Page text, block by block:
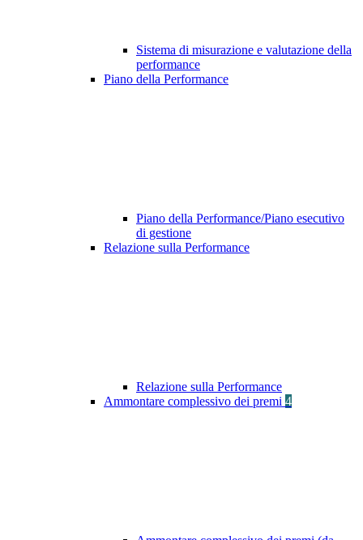
Sistema di misurazione e valutazione della
performance
Piano della Performance
Piano della Performance/Piano esecutivo
di gestione
Relazione sulla Performance
Relazione sulla Performance
Ammontare complessivo dei premi 4